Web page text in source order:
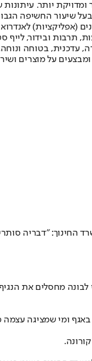
יותר.
2007, וב-2010 הפך "ישראל היום"
ובידור, לייף
עדכנית, בטוחה
על מוצרים
החינוך: "דבריה
מחסלים את
ומי שמציגה עצמה